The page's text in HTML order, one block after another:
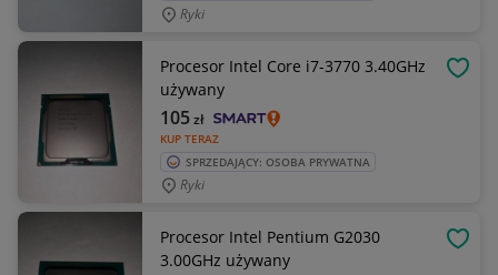
Ryki
Procesor Intel Core i7-3770 3.40GHz
używany
KUP TERAZ
105zł
SPRZEDAJĄCY: OSOBA PRYWATNA
Ryki
Procesor Intel Pentium G2030
3.00GHz używany